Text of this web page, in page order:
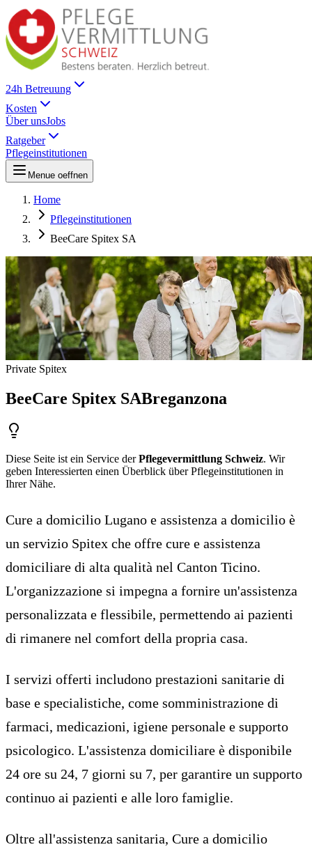
24h Betreuung
Kosten
Über unsJobs
Ratgeber
Pflegeinstitutionen
Menue oeffnen
Home
Pflegeinstitutionen
BeeCare Spitex SA
Private Spitex
BeeCare Spitex SABreganzona
Diese Seite ist ein Service derPflegevermittlung Schweiz. Wir
geben Interessierten einen Überblick über Pflegeinstitutionen in
Ihrer Nähe.
Cure a domicilio Lugano e assistenza a domicilio è
un servizio Spitex che offre cure e assistenza
domiciliare di alta qualità nel Canton Ticino.
L'organizzazione si impegna a fornire un'assistenza
personalizzata e flessibile, permettendo ai pazienti
di rimanere nel comfort della propria casa.
I servizi offerti includono prestazioni sanitarie di
base e specialistiche, come somministrazione di
farmaci, medicazioni, igiene personale e supporto
psicologico. L'assistenza domiciliare è disponibile
24 ore su 24, 7 giorni su 7, per garantire un supporto
continuo ai pazienti e alle loro famiglie.
Oltre all'assistenza sanitaria, Cure a domicilio